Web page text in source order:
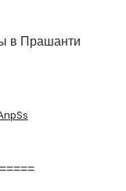
в Прашанти